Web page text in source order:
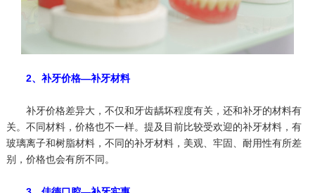
2、补牙价格—补牙材料
补牙价格差异大，不仅和牙齿龋坏程度有关，还和补牙的材料有
关。不同材料，价格也不一样。提及目前比较受欢迎的补牙材料，有
玻璃离子和树脂材料，不同的补牙材料，美观、牢固、耐用性有所差
别，价格也会有所不同。